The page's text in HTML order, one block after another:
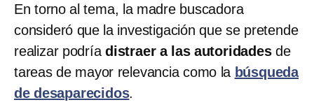
En torno al tema, la madre buscadora
consideró que la investigación que se pretende
realizar podríadistraer a las autoridadesde
tareas de mayor relevancia como la búsqueda
de desaparecidos.